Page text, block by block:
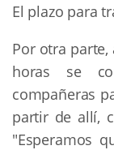
El plazo para
Por otra parte,
horas se
compañeras
partir de allí,
"Esperamos